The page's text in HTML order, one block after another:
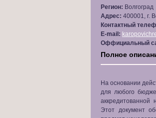
Регион: Волгоград
Адрес: 400001, г.
Контактный
E-mail:
Оффициальный
Полное
На основании
для любого
аккредитованной
Этот документ